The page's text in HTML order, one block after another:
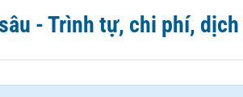
- Trình tự, chi phí,